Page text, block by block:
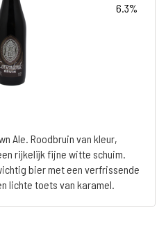
6.3%
Ale. Roodbruin van kleur,
rijkelijk fijne witte schuim.
bier met een verfrissende
lichte toets van karamel.